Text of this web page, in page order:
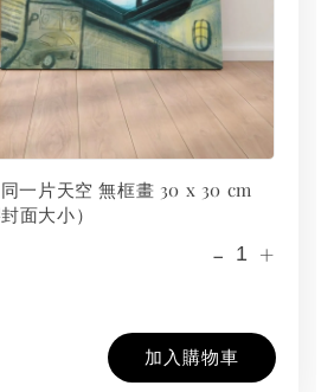
一片天空 無框畫 30 x 30 cm
面大小）
- +
加入購物車